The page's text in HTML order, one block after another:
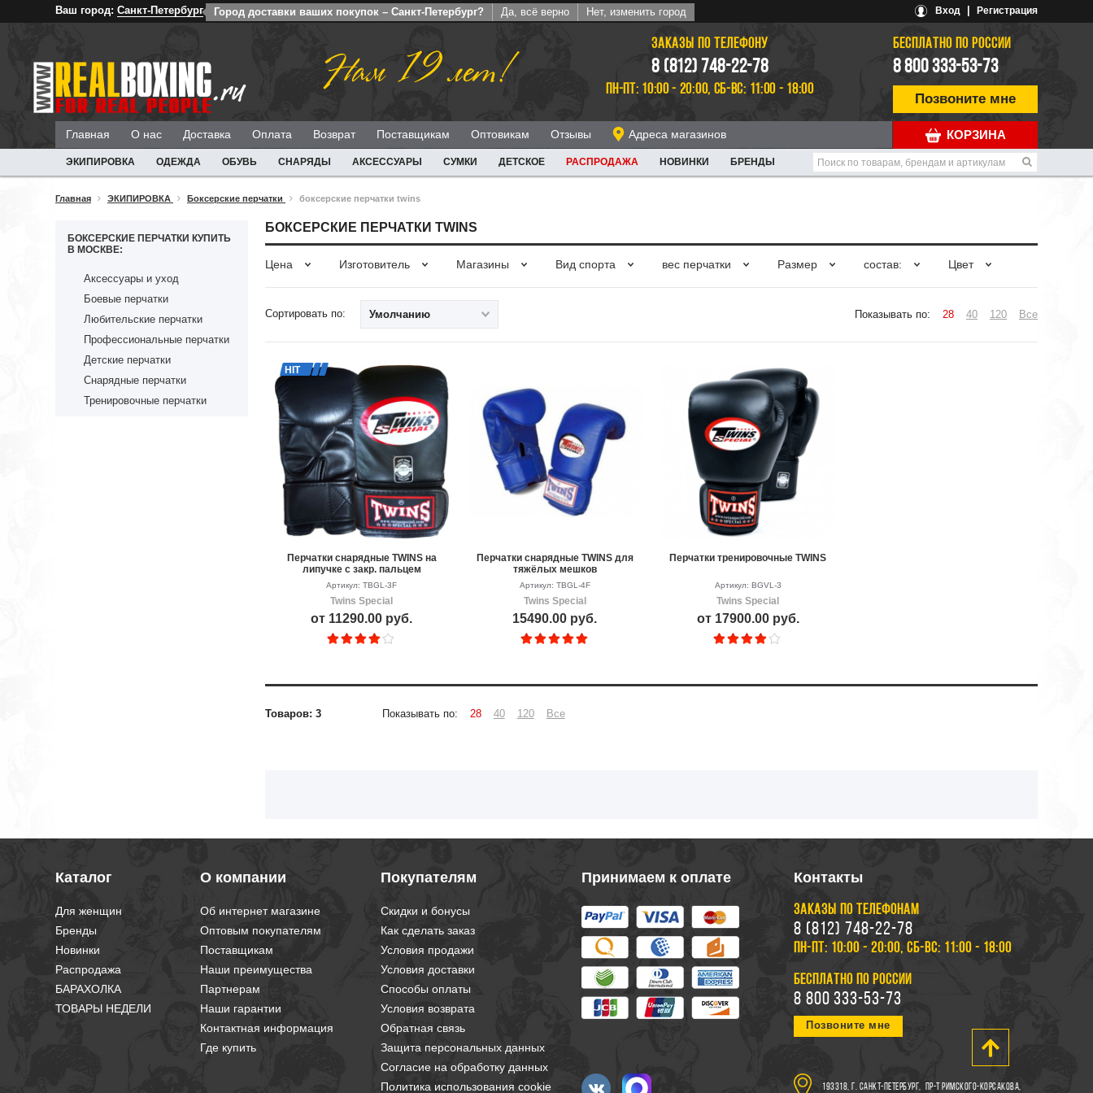
Ваш город: Санкт-Петербург Город доставки ваших покупок – Санкт-Петербург? Да, всё верно Нет, изменить город Вход Регистрация
Нам 19 лет! ЗАКАЗЫ ПО ТЕЛЕФОНУ
8 (812) 748-22-78
ПН-ПТ: 10:00 - 20:00, СБ-ВС: 11:00 - 18:00
БЕСПЛАТНО ПО РОССИИ
8 800 333-53-73
Позвоните мне
КОРЗИНА
Главная О нас Доставка Оплата Возврат Поставщикам Оптовикам Отзывы Адреса магазинов
ЭКИПИРОВКА ОДЕЖДА ОБУВЬ СНАРЯДЫ АКСЕССУАРЫ СУМКИ ДЕТСКОЕ РАСПРОДАЖА НОВИНКИ БРЕНДЫ
Главная ЭКИПИРОВКА Боксерские перчатки боксерские перчатки twins
БОКСЕРСКИЕ ПЕРЧАТКИ КУПИТЬ
В МОСКВЕ:
Аксессуары и уход
Боевые перчатки
Любительские перчатки
Профессиональные перчатки
Детские перчатки
Снарядные перчатки
Тренировочные перчатки
БОКСЕРСКИЕ ПЕРЧАТКИ TWINS
Цена Изготовитель Магазины Вид спорта вес перчатки Размер состав: Цвет
Сортировать по: Умолчанию Показывать по: 28 40 120 Все
HIT
Перчатки снарядные TWINS на
липучке с закр. пальцем
Артикул: TBGL-3F
Twins Special
от 11290.00 руб.
Перчатки снарядные TWINS для
тяжёлых мешков
Артикул: TBGL-4F
Twins Special
15490.00 руб.
Перчатки тренировочные TWINS
Артикул: BGVL-3
Twins Special
от 17900.00 руб.
Товаров: 3 Показывать по: 28 40 120 Все
Каталог
Для женщин
Бренды
Новинки
Распродажа
БАРАХОЛКА
ТОВАРЫ НЕДЕЛИ
О компании
Об интернет магазине
Оптовым покупателям
Поставщикам
Наши преимущества
Партнерам
Наши гарантии
Контактная информация
Где купить
Покупателям
Скидки и бонусы
Как сделать заказ
Условия продажи
Условия доставки
Способы оплаты
Условия возврата
Обратная связь
Защита персональных данных
Согласие на обработку данных
Политика использования cookie
Принимаем к оплате Контакты
ЗАКАЗЫ ПО ТЕЛЕФОНАМ
8 (812) 748-22-78
ПН-ПТ: 10:00 - 20:00, СБ-ВС: 11:00 - 18:00
БЕСПЛАТНО ПО РОССИИ
8 800 333-53-73
Позвоните мне
193318, г. Санкт-Петербург, пр-т Римского-Корсакова,